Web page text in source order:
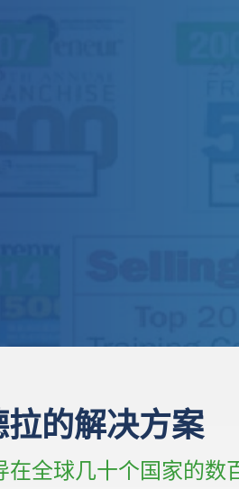
拉的解决方案
全球几十个国家的数